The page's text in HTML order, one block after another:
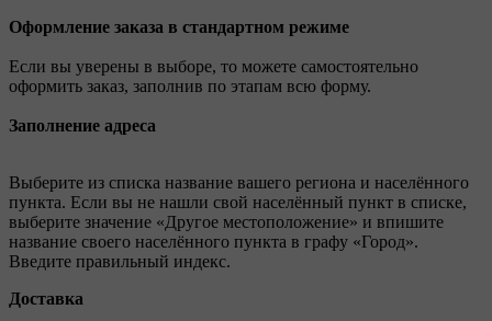
Оформление заказа в стандартном режиме
Если вы уверены в выборе, то можете самостоятельно
оформить заказ, заполнив по этапам всю форму.
Заполнение адреса
Выберите из списка название вашего региона и населённого
пункта. Если вы не нашли свой населённый пункт в списке,
выберите значение «Другое местоположение» и впишите
название своего населённого пункта в графу «Город».
Введите правильный индекс.
Доставка